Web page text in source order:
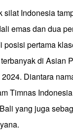
silat Indonesia
emas dan dua
posisi pertama
di Asian
Diantara
Timnas
yang juga